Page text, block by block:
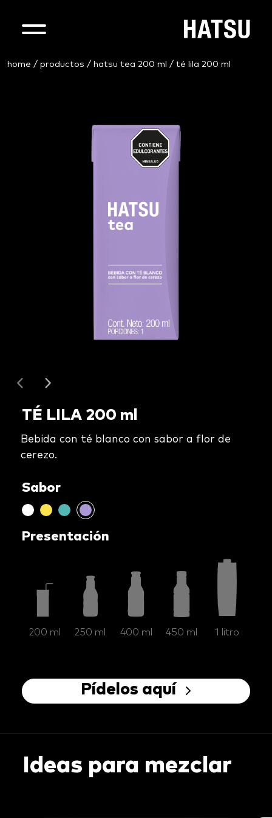
home / productos / hatsu tea 200 ml / té lila 200 ml
TÉ LILA 200 ml
Bebida con té blanco con sabor a flor de
cerezo.
Sabor
Presentación
200 ml 250 ml 400 ml 450 ml 1 litro
Pídelos aquí
Ideas para mezclar